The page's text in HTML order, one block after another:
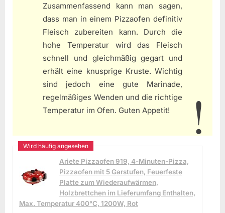
Zusammenfassend kann man sagen,
dass man in einem Pizzaofen definitiv
Fleisch zubereiten kann. Durch die
hohe Temperatur wird das Fleisch
schnell und gleichmäßig gegart und
erhält eine knusprige Kruste. Wichtig
sind jedoch eine gute Marinade,
regelmäßiges Wenden und die richtige
Temperatur im Ofen. Guten Appetit!
Ariete Pizzaofen 919, 4-Minuten-Pizza,
Pizzaofen mit 5 Garstufen, Feuerfeste
Platte zum Wiederaufwärmen,
Holzbrettchen im Lieferumfang Enthalten,
Max. Temperatur 400°C, 1200W, Rot